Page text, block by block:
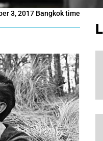
3, 2017 Bangkok time